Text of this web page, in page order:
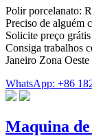
Polir porcelanato:
Preciso de alguém
Solicite preço
Consiga trabalhos
Janeiro Zona
WhatsApp: +86
Maquina